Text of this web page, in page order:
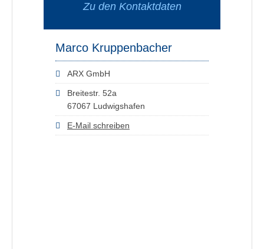
Zu den Kontaktdaten
Marco Kruppenbacher
ARX GmbH
Breitestr. 52a
67067 Ludwigshafen
E-Mail schreiben